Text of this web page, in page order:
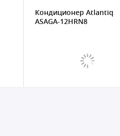
Кондиционер Atlantiq
ASAGA-12HRN8